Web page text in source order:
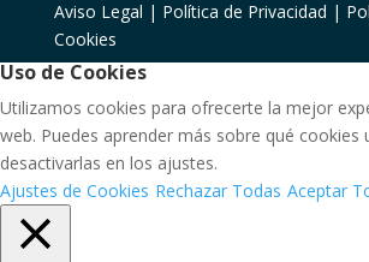
Aviso Legal | Política de Privacidad |
Cookies
Uso de Cookies
Utilizamos cookies para ofrecerte la mejor
web. Puedes aprender más sobre qué cookies
desactivarlas en los ajustes.
Ajustes de Cookies Rechazar Todas Aceptar